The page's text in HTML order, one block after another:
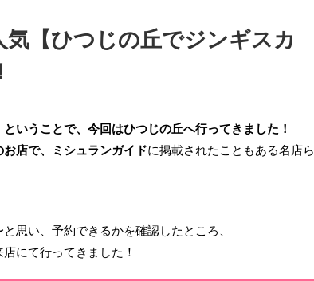
気【ひつじの丘でジンギスカ
いうことで、今回はひつじの丘へ行ってきました！
お店で、ミシュランガイドに掲載されたこともある名店ら
思い、予約できるかを確認したところ、
にて行ってきました！